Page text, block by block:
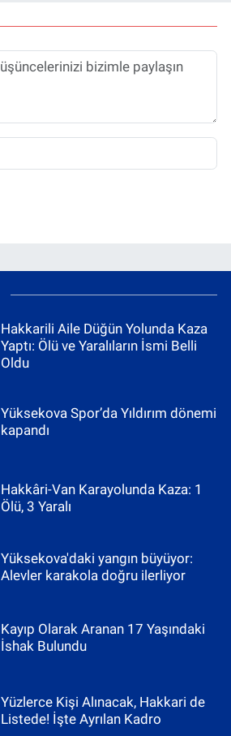
Hakkarili Aile Düğün Yolunda Kaza
Yaptı: Ölü ve Yaralıların İsmi Belli
Oldu
Yüksekova Spor’da Yıldırım dönemi
kapandı
Hakkâri-Van Karayolunda Kaza: 1
Ölü, 3 Yaralı
Yüksekova'daki yangın büyüyor:
Alevler karakola doğru ilerliyor
Kayıp Olarak Aranan 17 Yaşındaki
İshak Bulundu
Yüzlerce Kişi Alınacak, Hakkari de
Listede! İşte Ayrılan Kadro